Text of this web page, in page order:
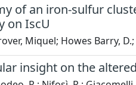
of an iron-sulfur
on IscU
Miquel; Howes Barry,
insight on the